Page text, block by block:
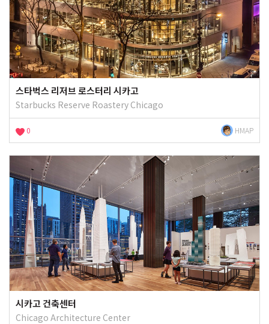
스타벅스 리저브 로스터리 시카고
Starbucks Reserve Roastery Chicago
0 HMAP
시카고 건축센터
Chicago Architecture Center